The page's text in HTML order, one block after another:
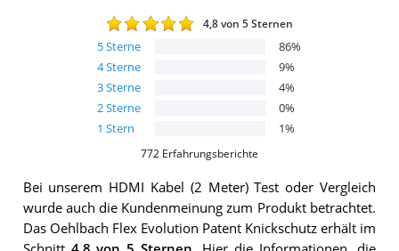
4,8von 5 Sternen
5Sterne 86%
4Sterne 9%
3Sterne 4%
2Sterne 0%
1 Stern 1%
772 Erfahrungsberichte
Bei unserem HDMI Kabel (2 Meter)Test oder Vergleich
wurde auch die Kundenmeinung zum Produkt betrachtet.
Das Oehlbach Flex Evolution Patent Knickschutzerhält im